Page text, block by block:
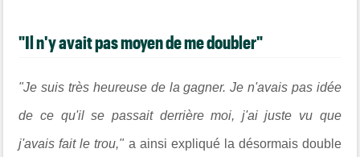
"Il n'y avait pas moyen de me doubler"
"Je suis très heureuse de la gagner. Je n'avais pas idée
de ce qu'il se passait derrière moi, j'ai juste vu que
j'avais fait le trou," a ainsi expliqué la désormais double